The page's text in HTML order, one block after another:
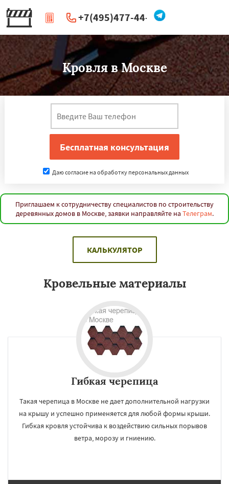
+7(495)477-44-66
| Перезвоните мне
Кровля в Москве
Даю согласие на обработку персональных данных
Приглашаем к сотрудничеству специалистов по строительству
деревянных домов в Москве, заявки направляйте на Телеграм.
КАЛЬКУЛЯТОР
Кровельные материалы
Гибкая черепица
Такая черепица в Москве не дает дополнительной нагрузки
на крышу и успешно применяется для любой формы крыши.
Гибкая кровля устойчива к воздействию сильных порывов
ветра, морозу и гниению.